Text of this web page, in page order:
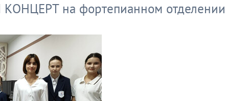
на фортепианном отделении